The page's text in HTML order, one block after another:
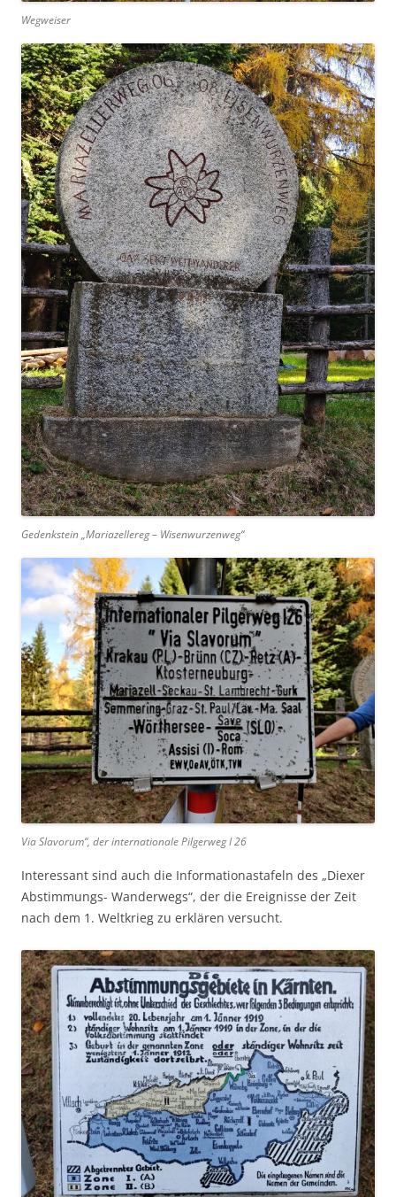
Wegweiser
Gedenkstein „Mariazellereg – Wisenwurzenweg“
Via Slavorum“, der internationale Pilgerweg I 26
Interessant sind auch die Informationastafeln des „Diexer
Abstimmungs- Wanderwegs“, der die Ereignisse der Zeit
nach dem 1. Weltkrieg zu erklären versucht.